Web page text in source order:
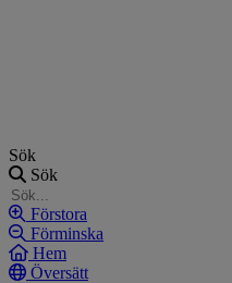
Sök
Sök
Förstora
Förminska
Hem
Översätt